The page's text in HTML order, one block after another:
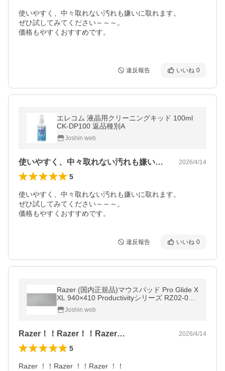
使いやすく、中々取れない汚れも嫌いに取れます。
ぜひ試してみてください～～～。
価格もやすくおすすめです。
違反報告 いいね 0
エレコム 液晶用クリーニングキッド 100ml
CK-DP100 返品種別A
Joshin web
使いやすく、中々取れない汚れも嫌いに取… 2026/4/14
5
使いやすく、中々取れない汚れも嫌いに取れます。
ぜひ試してみてください～～～。
価格もやすくおすすめです。
違反報告 いいね 0
Razer (国内正規品)マウスパッド Pro Glide X
XL 940×410 Productivityシリーズ RZ02-033
32300-R3M1 返品種別A
Joshin web
Razer！！Razer！！Razer… 2026/4/14
5
Razer ！！Razer ！！Razer ！！